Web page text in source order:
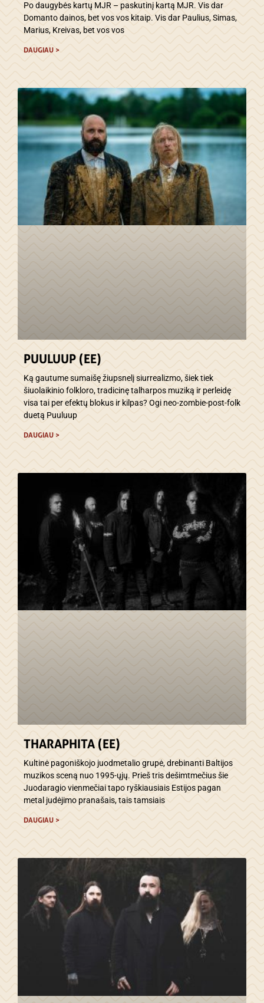
Po daugybės kartų MJR – paskutinį kartą MJR. Vis dar
Domanto dainos, bet vos vos kitaip. Vis dar Paulius, Simas,
Marius, Kreivas, bet vos vos
DAUGIAU >
PUULUUP (EE)
Ką gautume sumaišę žiupsnelį siurrealizmo, šiek tiek
šiuolaikinio folkloro, tradicinę talharpos muziką ir perleidę
visa tai per efektų blokus ir kilpas? Ogi neo-zombie-post-folk
duetą Puuluup
DAUGIAU >
THARAPHITA (EE)
Kultinė pagoniškojo juodmetalio grupė, drebinanti Baltijos
muzikos sceną nuo 1995-ųjų. Prieš tris dešimtmečius šie
Juodaragio vienmečiai tapo ryškiausiais Estijos pagan
metal judėjimo pranašais, tais tamsiais
DAUGIAU >